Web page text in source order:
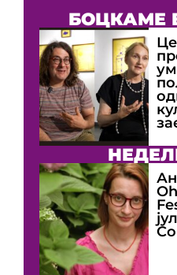
БОЦКАМЕ